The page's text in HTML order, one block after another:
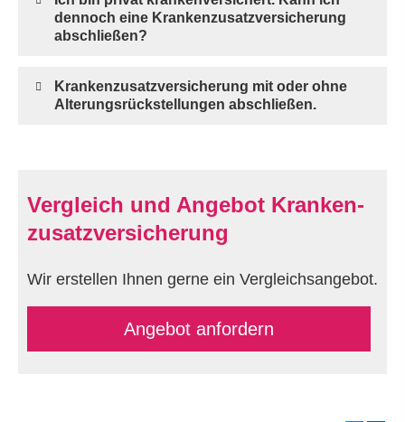
dennoch eine Kranken­zusatz­ver­si­che­rung
abschließen?
Kranken­zusatz­ver­si­che­rung mit oder ohne
Alterungsrückstellungen abschließen.
Vergleich und Angebot Kranken­
zusatz­ver­si­che­rung
Wir erstellen Ihnen gerne ein Vergleichsangebot.
An­ge­bot an­for­dern